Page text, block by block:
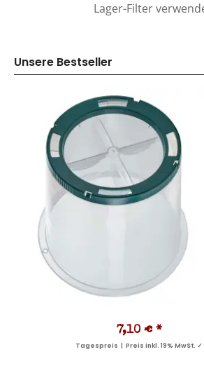
Lager-Filter
Unsere Bestseller
7,10 € *
Tagespreis | Preis inkl. 19% MwSt. ✓